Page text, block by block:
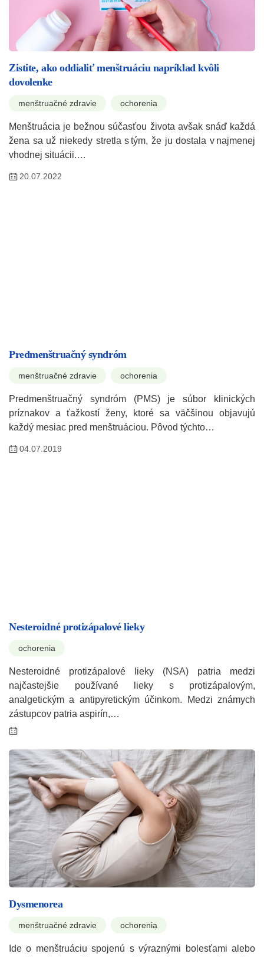
Zistite, ako oddialiť menštruáciu napríklad kvôli
dovolenke
menštruačné zdravie ochorenia
Menštruácia je bežnou súčasťou života avšak snáď každá
žena sa už niekedy stretla s tým, že ju dostala v najmenej
vhodnej situácii.…
20.07.2022
Predmenštruačný syndróm
menštruačné zdravie ochorenia
Predmenštruačný syndróm (PMS) je súbor klinických
príznakov a ťažkostí ženy, ktoré sa väčšinou objavujú
každý mesiac pred menštruáciou. Pôvod týchto…
04.07.2019
Nesteroidné protizápalové lieky
ochorenia
Nesteroidné protizápalové lieky (NSA) patria medzi
najčastejšie používané lieky s protizápalovým,
analgetickým a antipyretickým účinkom. Medzi známych
zástupcov patria aspirín,…
Dysmenorea
menštruačné zdravie ochorenia
Ide o menštruáciu spojenú s výraznými bolesťami alebo